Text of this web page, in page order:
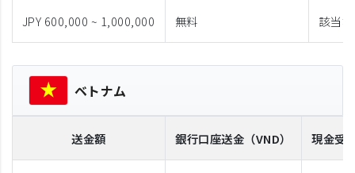
JPY 600,000 ~ 1,000,000 無料 該当
ベトナム
送金額 銀行口座送金 （VND） 現金受